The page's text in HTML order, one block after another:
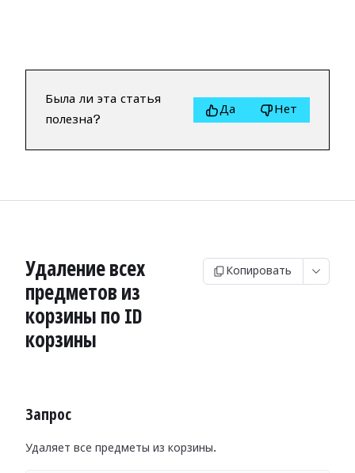
Была ли эта статья
полезна?
Да Нет
Удаление всех
предметов из
корзины по ID
корзины
Копировать
Запрос
Удаляет все предметы из корзины.